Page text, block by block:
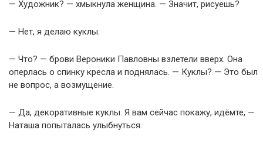
— Художник? — хмыкнула женщина. — Значит, рисуешь?
— Нет, я делаю куклы.
— Что? — брови Вероники Павловны взлетели вверх. Она
оперлась о спинку кресла и поднялась. — Куклы? — Это был
не вопрос, а возмущение.
— Да, декоративные куклы. Я вам сейчас покажу, идёмте, —
Наташа попыталась улыбнуться.